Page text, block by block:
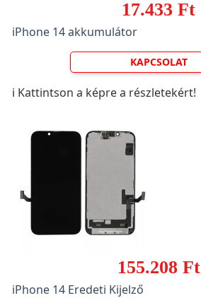
17.433 Ft
iPhone 14 akkumulátor
KAPCSOLAT
ℹ️ Kattintson a képre a részletekért!
155.208 Ft
iPhone 14 Eredeti Kijelző